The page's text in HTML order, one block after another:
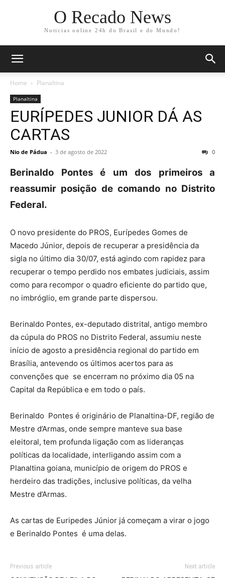
O Recado News
Noticias online 24h do Brasil e do Mundo!
Home Planaltina
Planaltina
EURÍPEDES JUNIOR DÁ AS
CARTAS
Nio de Pádua - 3 de agosto de 2022 0
Berinaldo Pontes é um dos primeiros a
reassumir posição de comando no Distrito
Federal.
O novo presidente do PROS, Eurípedes Gomes de
Macedo Júnior, depois de recuperar a presidência da
sigla no último dia 30/07, está agindo com rapidez para
recuperar o tempo perdido nos embates judiciais, assim
como para recompor o quadro eficiente do partido que,
no imbróglio, em grande parte dispersou.
Berinaldo Pontes, ex-deputado distrital, antigo membro
da cúpula do PROS no Distrito Federal, assumiu neste
início de agosto a presidência regional do partido em
Brasília, antevendo os últimos acertos para as
convenções que se encerram no próximo dia 05 na
Capital da República e em todo o país.
Berinaldo Pontes é originário de Planaltina-DF, região de
Mestre d’Armas, onde sempre manteve sua base
eleitoral, tem profunda ligação com as lideranças
políticas da localidade, interligando assim com a
Planaltina goiana, município de origem do PROS e
herdeiro das tradições, inclusive políticas, da velha
Mestre d’Armas.
As cartas de Euripedes Júnior já começam a virar o jogo
e Berinaldo Pontes é uma delas.
Previous article Next article